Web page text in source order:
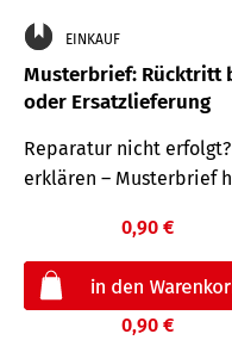
EINKAUF
Musterbrief: Rücktritt
oder Ersatzlieferung
Reparatur nicht
erklären – Musterbrief
0,90 €
0,90 €